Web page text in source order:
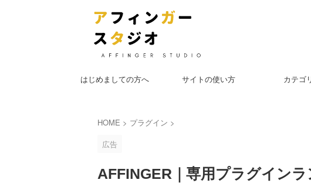
はじめましての方へ サイトの使い方 カテゴ
HOME > プラグイン >
広告
AFFINGER｜専用プラグイン